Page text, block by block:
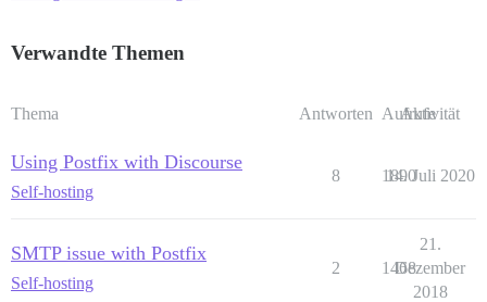
Verwandte Themen
Thema Antworten Aufrufe
Aktivität
Using Postfix with Discourse
Self-hosting
8 1890
14. Juli 2020
SMTP issue with Postfix
Self-hosting
2 1468
21.
Dezember
2018